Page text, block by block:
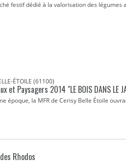
festif dédié à la valorisation des légumes
ÉTOILE (61100)
et Paysagers 2014 "LE BOIS DANS LE
époque, la MFR de Cerisy Belle Étoile
Rhodos